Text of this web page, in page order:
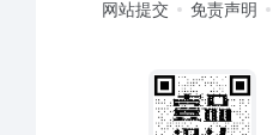
网站提交 免责声明